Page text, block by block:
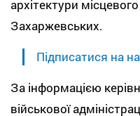
архітектури
Захаржевських.
Підписатися на
За інформацією
військової